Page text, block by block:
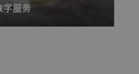
字服务
化，提高生产率